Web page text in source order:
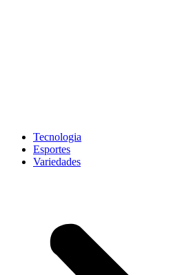
Tecnologia
Esportes
Variedades